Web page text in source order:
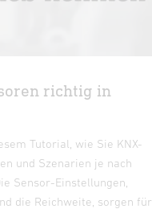
richtig in
Tutorial, wie Sie KNX-
und Szenarien je nach
Sensor-Einstellungen,
die Reichweite, sorgen für